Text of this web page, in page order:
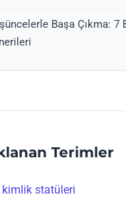
Başa Çıkma:
Terimler
statüleri